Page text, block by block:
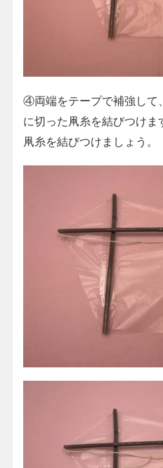
④両端をテープで補強して
に切った凧糸を結びつけま
凧糸を結びつけましょう。